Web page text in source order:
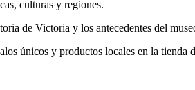
culturas y regiones.
de Victoria y los antecedentes del
únicos y productos locales en la